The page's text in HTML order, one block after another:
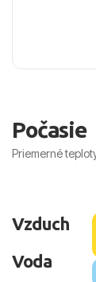
Počasie
Priemerné
Vzduch
Voda